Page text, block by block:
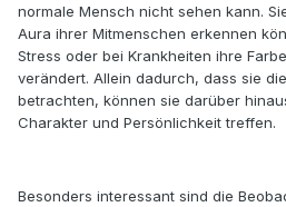
normale Mensch nicht sehen kann.
Aura ihrer Mitmenschen erkennen
Stress oder bei Krankheiten ihre
verändert. Allein dadurch, dass sie
betrachten, können sie darüber
Charakter und Persönlichkeit treffen.
Besonders interessant sind die